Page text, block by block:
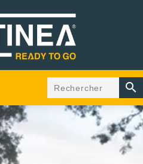
